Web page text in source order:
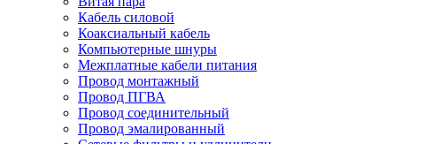
Кабель силовой
Коаксиальный кабель
Компьютерные шнуры
Межплатные кабели питания
Провод монтажный
Провод ПГВА
Провод соединительный
Провод эмалированный